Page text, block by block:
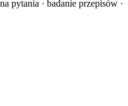
pytania · badanie przepisów ·